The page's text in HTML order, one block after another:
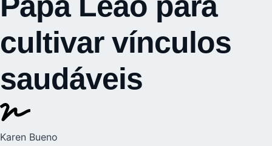
cultivar vínculos
saudáveis
Karen Bueno